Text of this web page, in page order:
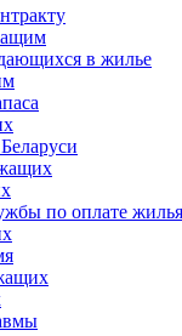
в жилье
по оплате жилья